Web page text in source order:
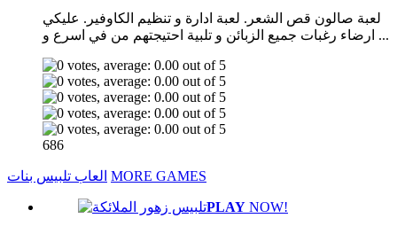
لعبة صالون قص الشعر. لعبة ادارة و تنظيم الكاوفير. عليكي
ارضاء رغبات جميع الزبائن و تلبية احتيجتهم من في اسرع و ...
686
العاب تلبيس بنات MORE GAMES
PLAY NOW!